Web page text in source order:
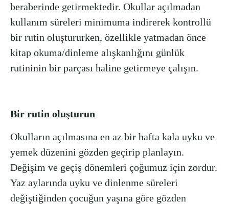
beraberinde getirmektedir. Okullar açılmadan
kullanım süreleri minimuma indirerek kontrollü
bir rutin oluştururken, özellikle yatmadan önce
kitap okuma/dinleme alışkanlığını günlük
rutininin bir parçası haline getirmeye çalışın.
Bir rutin oluşturun
Okulların açılmasına en az bir hafta kala uyku ve
yemek düzenini gözden geçirip planlayın.
Değişim ve geçiş dönemleri çoğumuz için zordur.
Yaz aylarında uyku ve dinlenme süreleri
değiştiğinden çocuğun yaşına göre gözden